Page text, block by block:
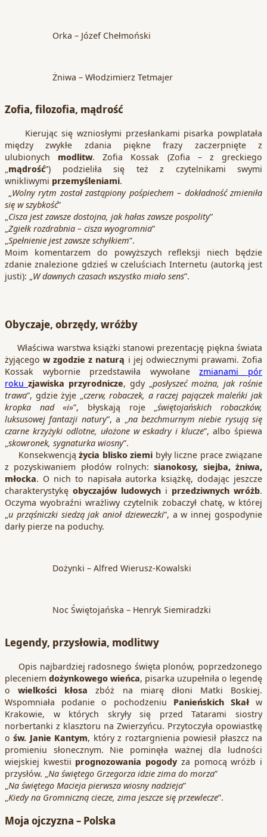
Orka – Józef Chełmoński
Żniwa – Włodzimierz Tetmajer
Zofia, filozofia, mądrość
Kierując się wzniosłymi przesłankami pisarka powplatała
między zwykłe zdania piękne frazy zaczerpnięte z
ulubionych modlitw. Zofia Kossak (Zofia – z greckiego
mądrość”) podzieliła się też z czytelnikami swymi
wnikliwymi przemyśleniami.
Wolny rytm został zastąpiony pośpiechem – dokładność zmieniła
się w szybkość”
Cisza jest zawsze dostojna, jak hałas zawsze pospolity”
Zgiełk rozdrabnia – cisza wyogromnia”
Spełnienie jest zawsze schyłkiem”.
Moim komentarzem do powyższych refleksji niech będzie
zdanie znalezione gdzieś w czeluściach Internetu (autorką jest
justi): „ W dawnych czasach wszystko miało sens”.
Obyczaje, obrzędy, wróżby
Właściwa warstwa książki stanowi prezentację piękna świata
żyjącegow zgodzie z naturą i jej odwiecznymi prawami. Zofia
Kossak wybornie przedstawiła wywołanezmianami pór
roku zjawiska przyrodnicze, gdy „posłyszeć można, jak rośnie
trawa”, gdzie żyje „czerw, robaczek, a raczej pajączek maleńki jak
kropka nad «i»”, błyskają roje „świętojańskich robaczków,
luksusowej fantazji natury”, a „na bezchmurnym niebie rysują się
czarne krzyżyki odlotne, ułożone w eskadry i klucze”, albo śpiewa
„skowronek, sygnaturka wiosny”.
Konsekwencją życia blisko ziemi były liczne prace związane
z pozyskiwaniem płodów rolnych:sianokosy, siejba, żniwa,
młocka. O nich to napisała autorka książkę, dodając jeszcze
charakterystykę obyczajów ludowych i przedziwnych wróżb.
Oczyma wyobraźni wrażliwy czytelnik zobaczył chatę, w której
„u prząśniczki siedzą jak anioł dzieweczki”, a w innej gospodynie
darły pierze na poduchy.
Dożynki – Alfred Wierusz-Kowalski
Noc Świętojańska – Henryk Siemiradzki
Legendy, przysłowia, modlitwy
Opis najbardziej radosnego święta plonów, poprzedzonego
pleceniem dożynkowego wieńca, pisarka uzupełniła o legendę
owielkości kłosa zbóż na miarę dłoni Matki Boskiej.
Wspomniała podanie o pochodzeniu Panieńskich Skałw
Krakowie, w których skryły się przed Tatarami siostry
norbertanki z klasztoru na Zwierzyńcu. Przytoczyła opowiastkę
ośw. Janie Kantym, który z roztargnienia powiesił płaszcz na
promieniu słonecznym. Nie pominęła ważnej dla ludności
wiejskiej kwestii prognozowania pogodyza pomocą wróżb i
przysłów. „ Na świętego Grzegorza idzie zima do morza”
Na świętego Macieja pierwsza wiosny nadzieja”
Kiedy na Gromniczną ciecze, zima jeszcze się przewlecze”.
Moja ojczyzna – Polska